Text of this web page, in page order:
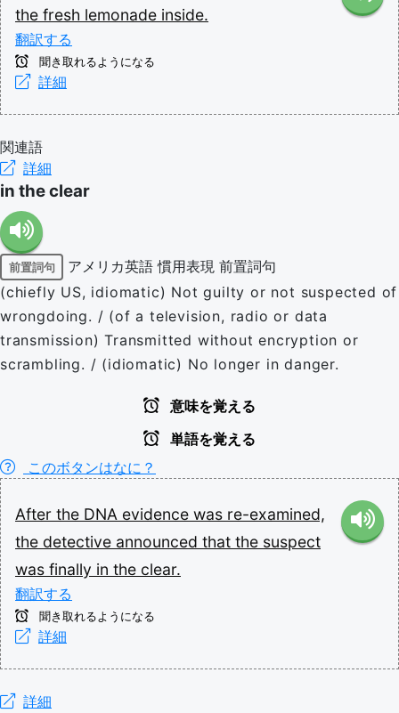
the fresh lemonade inside.
翻訳する
聞き取れるようになる
詳細
関連語
詳細
in the clear
前置詞句 アメリカ英語 慣用表現 前置詞句
(chiefly US, idiomatic) Not guilty or not suspected of
wrongdoing. / (of a television, radio or data
transmission) Transmitted without encryption or
scrambling. / (idiomatic) No longer in danger.
意味を覚える
単語を覚える
このボタンはなに？
After the DNA evidence was re-examined,
the detective announced that the suspect
was finally in the clear.
翻訳する
聞き取れるようになる
詳細
詳細